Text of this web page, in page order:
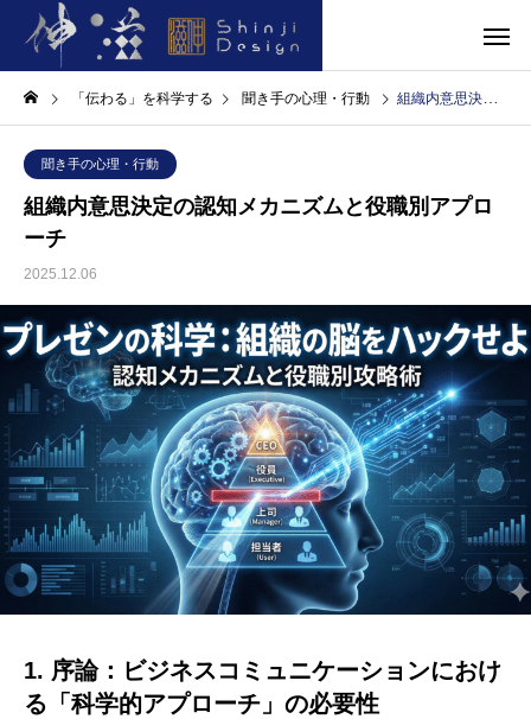
「伝わる」を科学する 聞き手の心理・行動 組織内意思決定の認知メカニズムと役職別アプローチ
聞き手の心理・行動
組織内意思決定の認知メカニズムと役職別アプロ
ーチ
2025.12.06
1. 序論：ビジネスコミュニケーションにおけ
る「科学的アプローチ」の必要性